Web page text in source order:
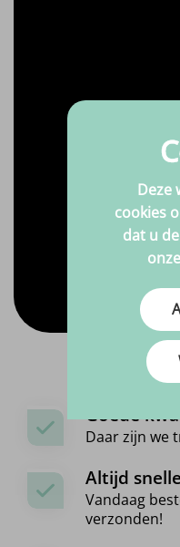
Goede
Daar zijn we
Altijd
Vandaag
verzonden!
Deze
cookies
dat u